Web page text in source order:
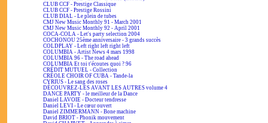
CLUB CCF - Prestige Classique
CLUB CCF - Prestige Rossini
CLUB DIAL - Le plein de tubes
CMJ New Music Monthly 91 - March 2001
CMJ New Music Monthly 92 - April 2001
COCA-COLA - Let's party selection 2004
COCHONOU 25ème anniversaire - 3 grands succès
COLDPLAY - Left right left right left
COLUMBIA - Artist News 4 mars 1998
COLUMBIA 96 - The road ahead
COLUMBIA Et toi t'écoutes quoi ? 96
CRÉDIT MUTUEL - Collection
CRÉOLE CHOIR OF CUBA - Tande-la
CYRIUS - Le sang des roses
DÉCOUVREZ-LES AVANT LES AUTRES volume 4
DANCE PARTY - le meilleur de la Dance
Daniel LAVOIE - Docteur tendresse
Daniel LEVI - Le cœur ouvert
Daniel ZIMMERMANN - Bone machine
David BRIOT - Phonik mouvement